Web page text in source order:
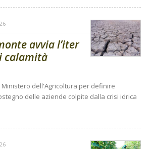
avvia l’iter
calamità
Ministero dell'Agricoltura per definire
delle aziende colpite dalla crisi idrica